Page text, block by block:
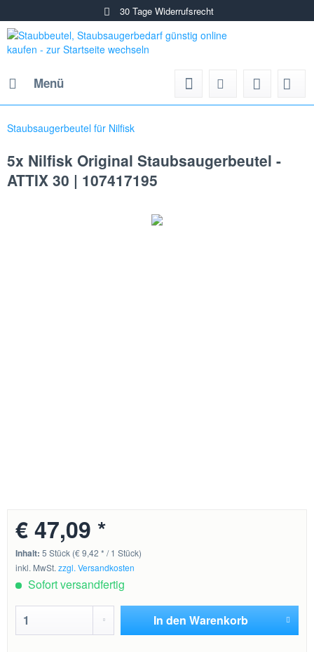
30 Tage Widerrufsrecht
Menü
Staubsaugerbeutel für Nilfisk
5x Nilfisk Original Staubsaugerbeutel -
ATTIX 30 | 107417195
€ 47,09 *
Inhalt:5 Stück (€ 9,42 * / 1 Stück)
inkl. MwSt.zzgl. Versandkosten
Sofort versandfertig
In den Warenkorb